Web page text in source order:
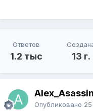
Ответов
1.2 тыс 13 г.
Alex_Asassin
Опубликовано